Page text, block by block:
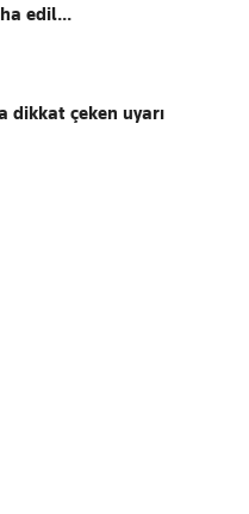
edil...
dikkat çeken uyarı